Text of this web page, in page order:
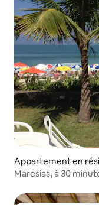
Appartement en
Maresias, à 30